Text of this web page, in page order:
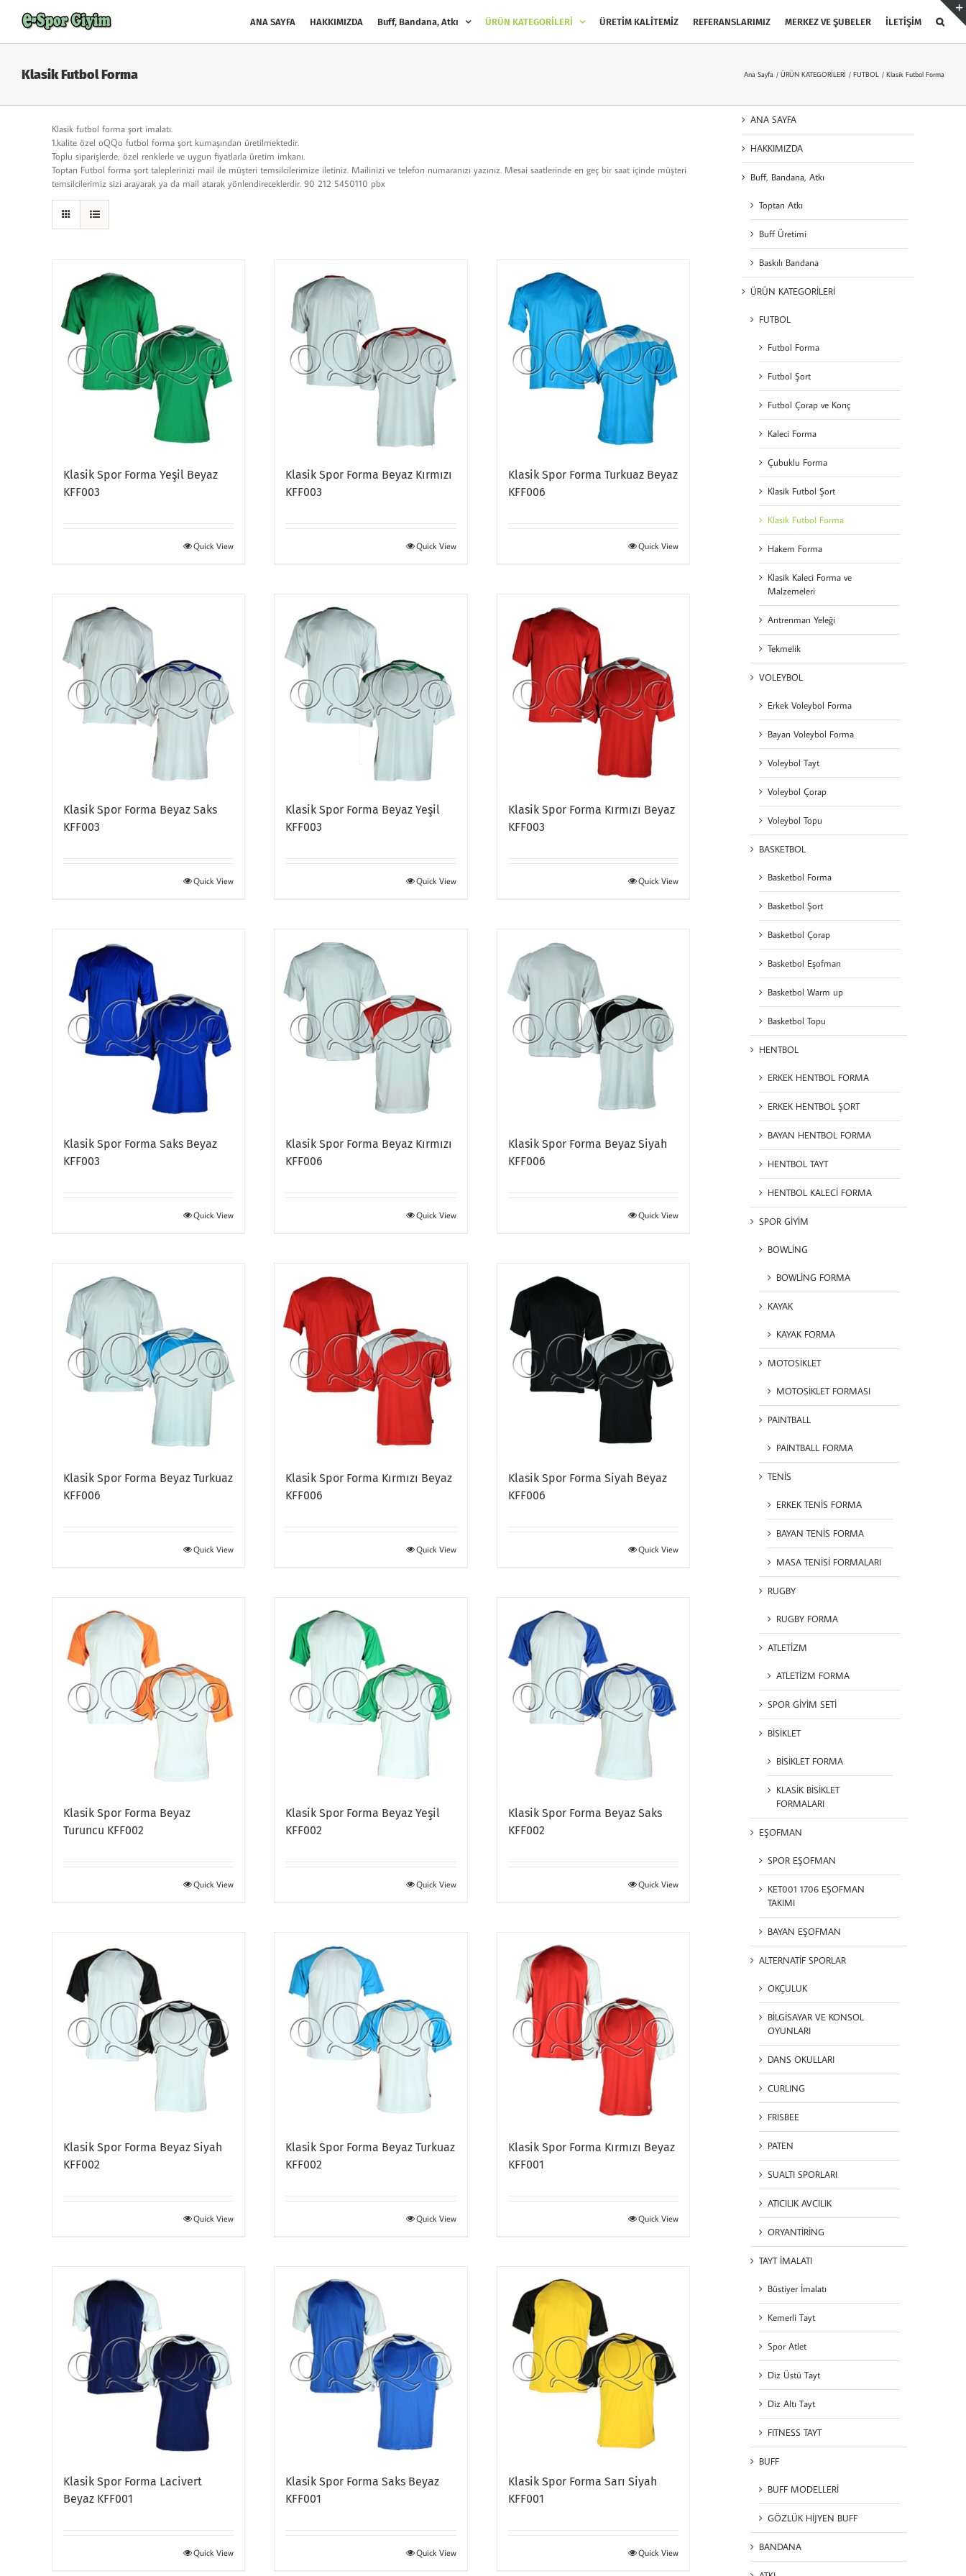
content
ANA SAYFA HAKKIMIZDA Buff, Bandana, Atkı ÜRÜN KATEGORİLERİ ÜRETİM KALİTEMİZ REFERANSLARIMIZ MERKEZ VE ŞUBELER İLETİŞİM
Klasik Futbol Forma Ana Sayfa ÜRÜN KATEGORİLERİ FUTBOL Klasik Futbol Forma
Klasik futbol forma şort imalatı.
1.kalite özel oQQo futbol forma şort kumaşından üretilmektedir.
Toplu siparişlerde, özel renklerle ve uygun fiyatlarla üretim imkanı.
Toptan Futbol forma şort taleplerinizi mail ile müşteri temsilcilerimize iletiniz. Mailinizi ve telefon numaranızı yazınız. Mesai saatlerinde en geç bir saat içinde müşteri
temsilcilerimiz sizi arayarak ya da mail atarak yönlendireceklerdir. 90 212 5450110 pbx
Klasik Spor Forma Yeşil Beyaz
KFF003
Quick View
Klasik Spor Forma Beyaz Kırmızı
KFF003
Quick View
Klasik Spor Forma Turkuaz Beyaz
KFF006
Quick View
Klasik Spor Forma Beyaz Saks
KFF003
Quick View
Klasik Spor Forma Beyaz Yeşil
KFF003
Quick View
Klasik Spor Forma Kırmızı Beyaz
KFF003
Quick View
Klasik Spor Forma Saks Beyaz
KFF003
Quick View
Klasik Spor Forma Beyaz Kırmızı
KFF006
Quick View
Klasik Spor Forma Beyaz Siyah
KFF006
Quick View
Klasik Spor Forma Beyaz Turkuaz
KFF006
Quick View
Klasik Spor Forma Kırmızı Beyaz
KFF006
Quick View
Klasik Spor Forma Siyah Beyaz
KFF006
Quick View
Klasik Spor Forma Beyaz
Turuncu KFF002
Quick View
Klasik Spor Forma Beyaz Yeşil
KFF002
Quick View
Klasik Spor Forma Beyaz Saks
KFF002
Quick View
Klasik Spor Forma Beyaz Siyah
KFF002
Quick View
Klasik Spor Forma Beyaz Turkuaz
KFF002
Quick View
Klasik Spor Forma Kırmızı Beyaz
KFF001
Quick View
Klasik Spor Forma Lacivert
Beyaz KFF001
Quick View
Klasik Spor Forma Saks Beyaz
KFF001
Quick View
Klasik Spor Forma Sarı Siyah
KFF001
Quick View
ANA SAYFA
HAKKIMIZDA
Buff, Bandana, Atkı
Toptan Atkı
Buff Üretimi
Baskılı Bandana
ÜRÜN KATEGORİLERİ
FUTBOL
Futbol Forma
Futbol Şort
Futbol Çorap ve Konç
Kaleci Forma
Çubuklu Forma
Klasik Futbol Şort
Klasik Futbol Forma
Hakem Forma
Klasik Kaleci Forma ve
Malzemeleri
Antrenman Yeleği
Tekmelik
VOLEYBOL
Erkek Voleybol Forma
Bayan Voleybol Forma
Voleybol Tayt
Voleybol Çorap
Voleybol Topu
BASKETBOL
Basketbol Forma
Basketbol Şort
Basketbol Çorap
Basketbol Eşofman
Basketbol Warm up
Basketbol Topu
HENTBOL
ERKEK HENTBOL FORMA
ERKEK HENTBOL ŞORT
BAYAN HENTBOL FORMA
HENTBOL TAYT
HENTBOL KALECİ FORMA
SPOR GİYİM
BOWLİNG
BOWLİNG FORMA
KAYAK
KAYAK FORMA
MOTOSİKLET
MOTOSİKLET FORMASI
PAINTBALL
PAINTBALL FORMA
TENİS
ERKEK TENİS FORMA
BAYAN TENİS FORMA
MASA TENİSİ FORMALARI
RUGBY
RUGBY FORMA
ATLETİZM
ATLETİZM FORMA
SPOR GİYİM SETİ
BİSİKLET
BİSİKLET FORMA
KLASİK BİSİKLET
FORMALARI
EŞOFMAN
SPOR EŞOFMAN
KET001 1706 EŞOFMAN
TAKIMI
BAYAN EŞOFMAN
ALTERNATİF SPORLAR
OKÇULUK
BİLGİSAYAR VE KONSOL
OYUNLARI
DANS OKULLARI
CURLING
FRISBEE
PATEN
SUALTI SPORLARI
ATICILIK AVCILIK
ORYANTİRİNG
TAYT İMALATI
Büstiyer İmalatı
Kemerli Tayt
Spor Atlet
Diz Üstü Tayt
Diz Altı Tayt
FITNESS TAYT
BUFF
BUFF MODELLERİ
GÖZLÜK HİJYEN BUFF
BANDANA